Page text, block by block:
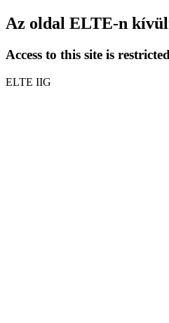
Az oldal ELTE-n
Access to this site is
ELTE IIG